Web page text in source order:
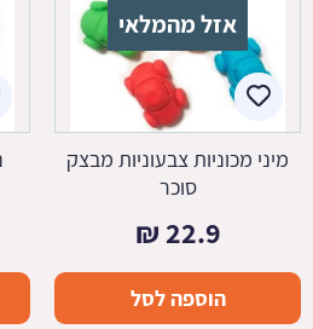
אזל מהמלאי
מיני מכוניות צבעוניות מבצק
סוכר
22.9
₪
הוספה לסל